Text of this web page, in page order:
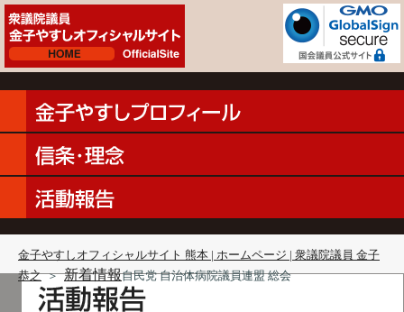
金子やすしオフィシャルサイト 熊本 | ホームページ | 衆議院議員 金子
恭之 ＞ 新着情報自民党 自治体病院議員連盟 総会